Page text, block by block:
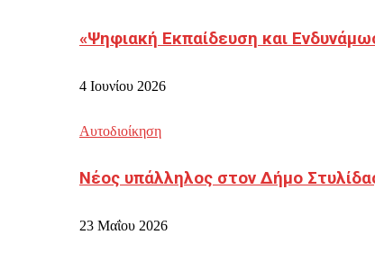
«Ψηφιακή Εκπαίδευση και
4 Ιουνίου 2026
Αυτοδιοίκηση
Νέος υπάλληλος στον Δήμο
23 Μαΐου 2026